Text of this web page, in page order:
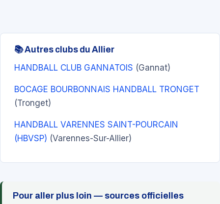
📚 Autres clubs du Allier
HANDBALL CLUB GANNATOIS (Gannat)
BOCAGE BOURBONNAIS HANDBALL TRONGET
(Tronget)
HANDBALL VARENNES SAINT-POURCAIN
(HBVSP) (Varennes-Sur-Allier)
Pour aller plus loin — sources officielles